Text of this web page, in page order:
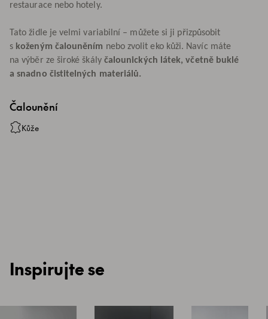
restaurace nebo hotely.
Tato židle je velmi variabilní – můžete si ji přizpůsobit
s koženým čalouněním nebo zvolit eko kůži. Navíc máte
na výběr ze široké škály čalounických látek, včetně buklé
a snadno čistitelných materiálů.
Čalounění
Kůže
Inspirujte se